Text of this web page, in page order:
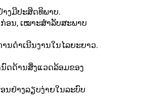
ງມີປະສິດທິພາບ.
ອນ, ເໝາະສຳລັບສະພາບ
ນດໍາເນີນງານໃນໄລຍະຍາວ.
ນົດດ້ານສິ່ງແວດລ້ອມຂອງ
ຢ່າງລຽບງ່າຍໃນລະບົບ